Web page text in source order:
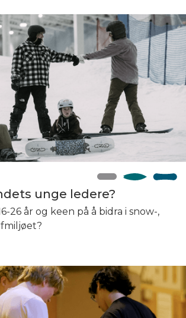
unge ledere?
26 år og keen på å bidra i snow-,